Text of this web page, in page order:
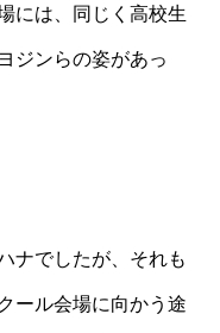
には、同じく高校生
ジンらの姿があっ
ナでしたが、それも
ール会場に向かう途